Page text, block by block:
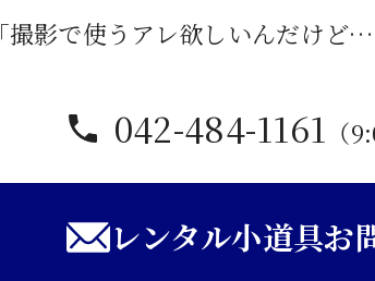
「撮影で使うアレ欲しいんだけど…
042-484-1161 （
レンタル小道具お